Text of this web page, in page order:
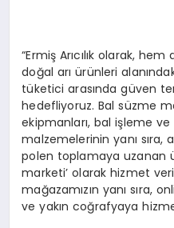
“Ermiş Arıcılık olarak,
doğal arı ürünleri
tüketici arasında güven
hedefliyoruz. Bal süzme
ekipmanları, bal işleme ve
malzemelerinin yanı sıra,
polen toplamaya uzanan
marketi’ olarak hizmet
mağazamızın yanı sıra,
ve yakın coğrafyaya